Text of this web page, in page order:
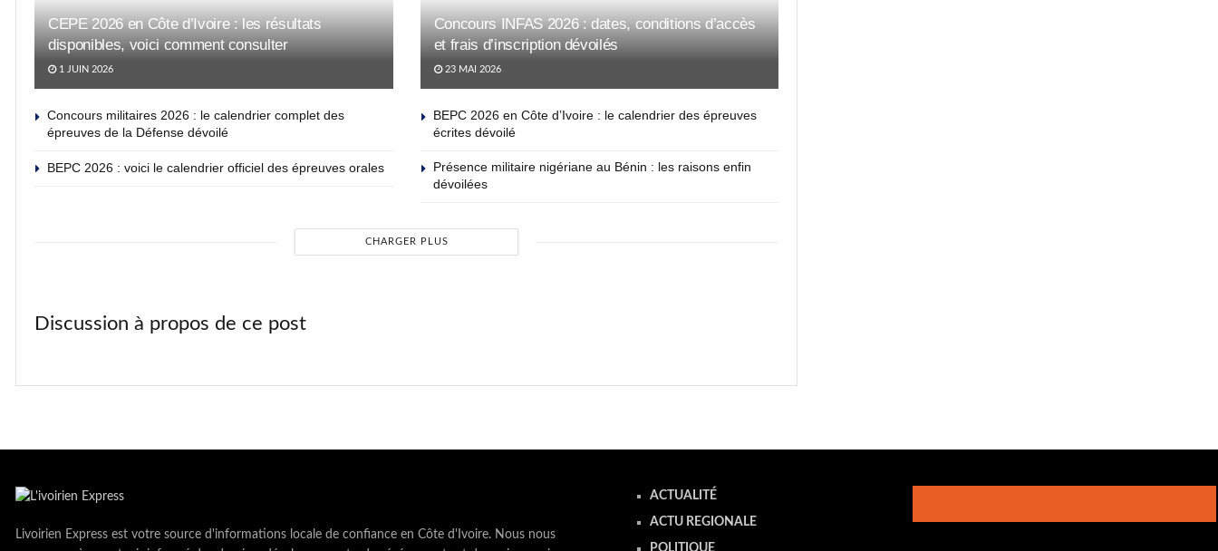
CEPE 2026 en Côte d’Ivoire : les résultats
disponibles, voici comment consulter
1 JUIN 2026
Concours INFAS 2026 : dates, conditions d’accès
et frais d’inscription dévoilés
23 MAI 2026
Concours militaires 2026 : le calendrier complet des
épreuves de la Défense dévoilé
BEPC 2026 en Côte d’Ivoire : le calendrier des épreuves
écrites dévoilé
BEPC 2026 : voici le calendrier officiel des épreuves orales
Présence militaire nigériane au Bénin : les raisons enfin
dévoilées
CHARGER PLUS
Discussion à propos de ce post
Livoirien Express est votre source d'informations locale de confiance en Côte d'Ivoire. Nous nous
ACTUALITÉ
ACTU REGIONALE